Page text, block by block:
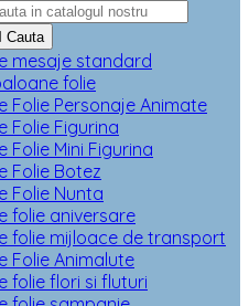
Cauta
mesaje standard
folie
Folie Personaje Animate
Folie Figurina
Folie Mini Figurina
Folie Botez
Folie Nunta
folie aniversare
folie mijloace de transport
Folie Animalute
folie flori si fluturi